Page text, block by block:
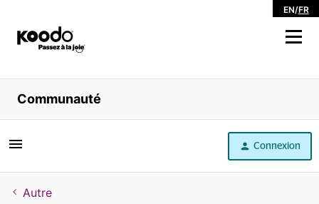
EN/FR
Magasiner
Libre service
Aide
Communauté
Connexion
Autre